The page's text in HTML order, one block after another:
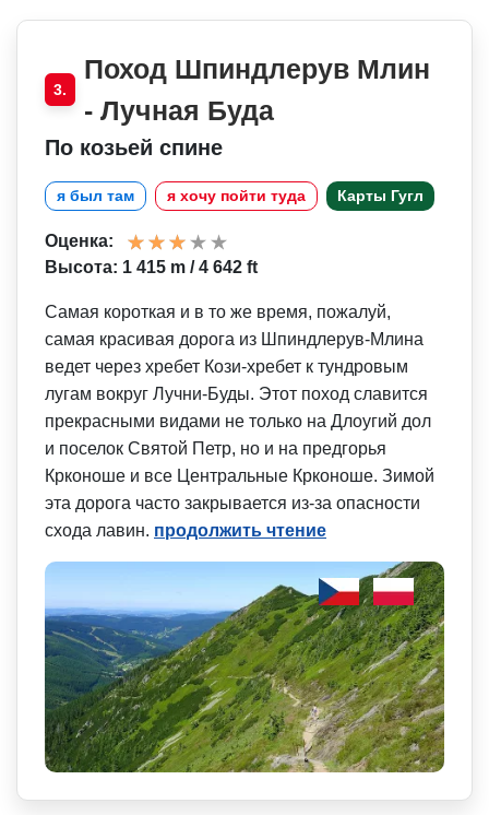
3.
Поход Шпиндлерув Млин
- Лучная Буда
По козьей спине
я был там я хочу пойти туда Карты Гугл
Оценка:
Высота: 1 415 m / 4 642 ft
Самая короткая и в то же время, пожалуй,
самая красивая дорога из Шпиндлерув-Млина
ведет через хребет Кози-хребет к тундровым
лугам вокруг Лучни-Буды. Этот поход славится
прекрасными видами не только на Длоугий дол
и поселок Святой Петр, но и на предгорья
Крконоше и все Центральные Крконоше. Зимой
эта дорога часто закрывается из-за опасности
схода лавин. продолжить чтение